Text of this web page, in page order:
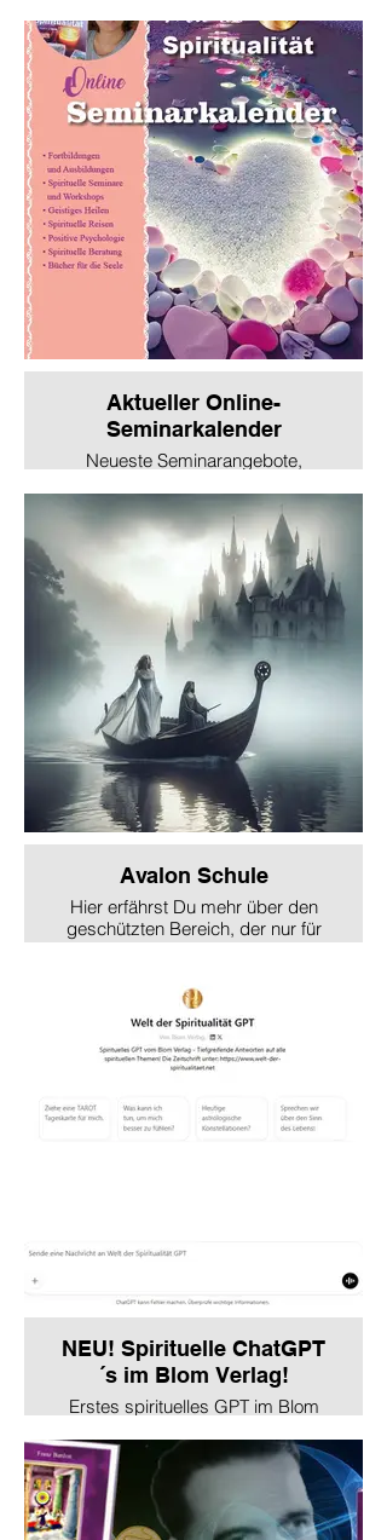
Aktueller Online-
Seminarkalender
Neueste Seminarangebote,
spirituelle Produkte
Avalon Schule
Hier erfährst Du mehr über den
geschützten Bereich, der nur für
unsere angehenden Magierinnen
NEU! Spirituelle ChatGPT
´s im Blom Verlag!
Erstes spirituelles GPT im Blom
Mehr erfährst du unter: